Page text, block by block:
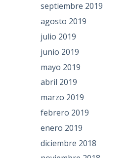
septiembre 2019
agosto 2019
julio 2019
junio 2019
mayo 2019
abril 2019
marzo 2019
febrero 2019
enero 2019
diciembre 2018